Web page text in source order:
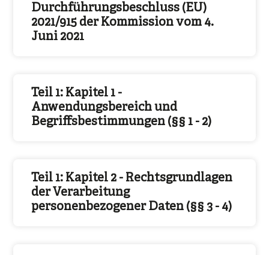
Durchführungsbeschluss (EU)
2021/915 der Kommission vom 4.
Juni 2021
Teil 1: Kapitel 1 -
Anwendungsbereich und
Begriffsbestimmungen (§§ 1 - 2)
Teil 1: Kapitel 2 - Rechtsgrundlagen
der Verarbeitung
personenbezogener Daten (§§ 3 - 4)